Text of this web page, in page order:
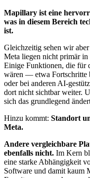
Mapillary ist eine
was in diesem Bereich
ist.
Gleichzeitig sehen wir
Meta liegen nicht primär
Einige Funktionen, die für
wären — etwa Fortschritte
oder bei anderen AI-
dort nicht sichtbar weiter.
sich das grundlegend
Hinzu kommt: Standort
Meta.
Andere vergleichbare
ebenfalls nicht. Im Kern
eine starke Abhängigkeit
Software und damit kaum